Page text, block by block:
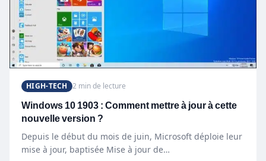
HIGH-TECH 2 min de lecture
Windows 10 1903 : Comment mettre à jour à cette
nouvelle version ?
Depuis le début du mois de juin, Microsoft déploie leur
mise à jour, baptisée Mise à jour de…